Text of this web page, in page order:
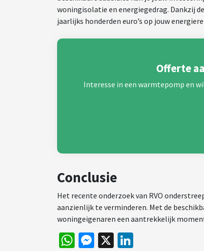
woningisolatie en energiegedrag. Dankzij
jaarlijks honderden euro’s op jouw
Offerte
Interesse in een warmtepomp en
Conclusie
Het recente onderzoek van RVO
aanzienlijk te verminderen. Met de
woningeigenaren een aantrekkelijk
WhatsApp
Messenger
X